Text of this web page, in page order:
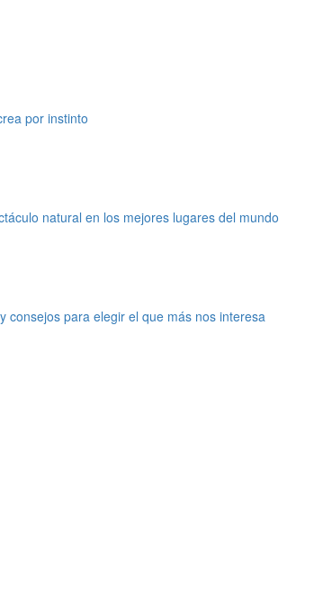
por instinto
natural en los mejores lugares del mundo
consejos para elegir el que más nos interesa